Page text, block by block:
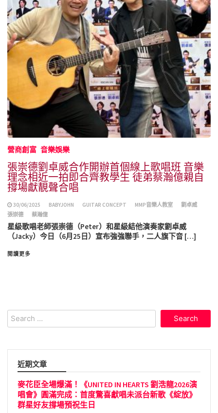
營商創富 音樂娛樂
張崇德劉卓威合作開辦首個線上歌唱班 音樂
理念相近一拍即合齊教學生 徒弟蔡瀚億親自
撐場獻靚聲合唱
30/06/2025 BABYJOHN GUITAR CONCEPT MMP音樂人教室
劉卓威
張崇德
蔡瀚億
星級歌唱老師張崇德（Peter）和星級結他演奏家劉卓威
（Jacky）今日（6月25日）宣布強強聯手，二人旗下音 […]
閱讀更多
Search
for:
近期文章
麥花臣全場爆滿！《UNITED IN HEARTS 劉浩龍2026演
唱會》圓滿完成：首度驚喜獻唱未派台新歌《綻放》
群星好友撐場預祝生日